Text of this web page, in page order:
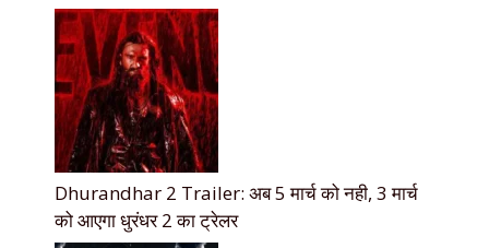
Dhurandhar 2 Trailer: अब 5 मार्च को नही, 3 मार्च
को आएगा धुरंधर 2 का ट्रेलर